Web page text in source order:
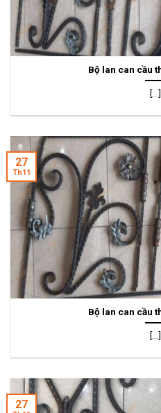
Bộ lan can cầu
[...]
Bộ lan can cầu
[...]
27
Th11
27